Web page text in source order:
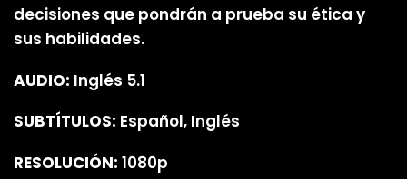
decisiones que pondrán a prueba su ética y
sus habilidades.
AUDIO: Inglés 5.1
SUBTÍTULOS: Español, Inglés
RESOLUCIÓN: 1080p